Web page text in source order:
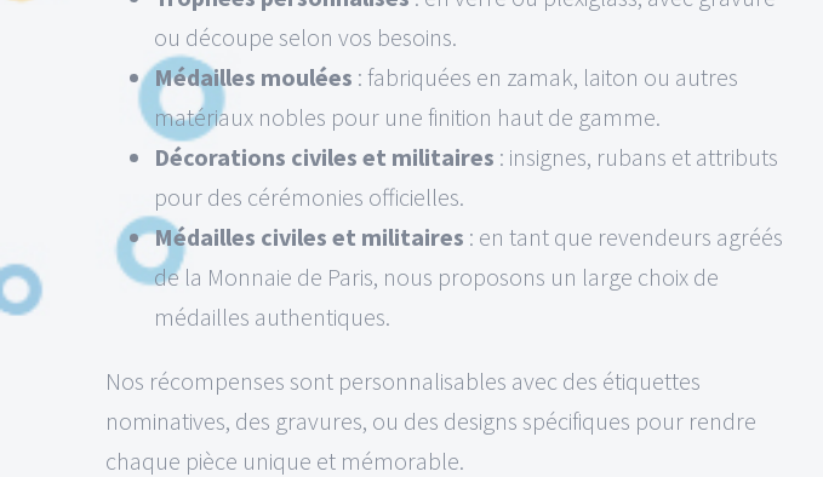
ou découpe selon vos besoins.
Médailles moulées : fabriquées en zamak, laiton ou autres
matériaux nobles pour une finition haut de gamme.
Décorations civiles et militaires : insignes, rubans et attributs
pour des cérémonies officielles.
Médailles civiles et militaires : en tant que revendeurs agréés
de la Monnaie de Paris, nous proposons un large choix de
médailles authentiques.
Nos récompenses sont personnalisables avec des étiquettes
nominatives, des gravures, ou des designs spécifiques pour rendre
chaque pièce unique et mémorable.